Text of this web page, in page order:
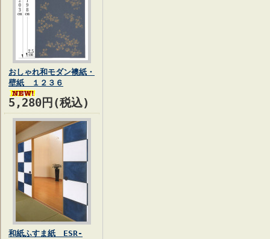
おしゃれ和モダン襖紙・
壁紙 １２３６
5,280円(税込)
和紙ふすま紙 ESR-